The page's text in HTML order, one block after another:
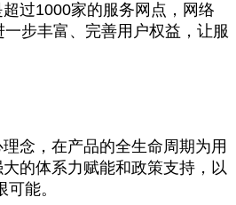
过1000家的服务网点，网络
步丰富、完善用户权益，让服
念，在产品的全生命周期为用
的体系力赋能和政策支持，以
能。